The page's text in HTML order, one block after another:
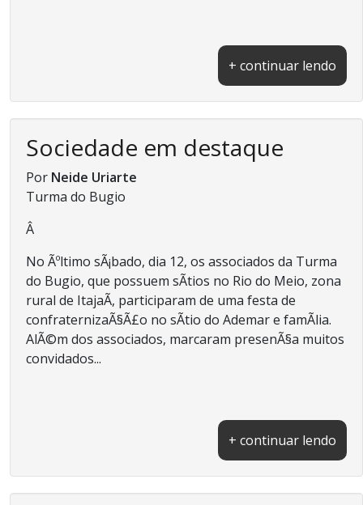
+ continuar lendo
Sociedade em destaque
Por Neide Uriarte
Turma do Bugio
Â
No Ãºltimo sÃ¡bado, dia 12, os associados da Turma
do Bugio, que possuem sÃ­tios no Rio do Meio, zona
rural de ItajaÃ­, participaram de uma festa de
confraternizaÃ§Ã£o no sÃ­tio do Ademar e famÃ­lia.
AlÃ©m dos associados, marcaram presenÃ§a muitos
convidados...
+ continuar lendo